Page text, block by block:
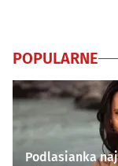
POPULARNE
Podlasianka